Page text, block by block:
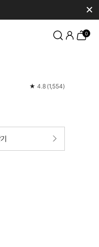
✕
0
★ 4.8 (1,554)